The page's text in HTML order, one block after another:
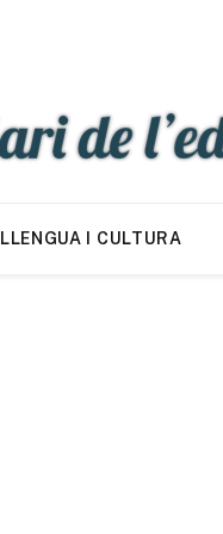
LLENGUA I CULTURA